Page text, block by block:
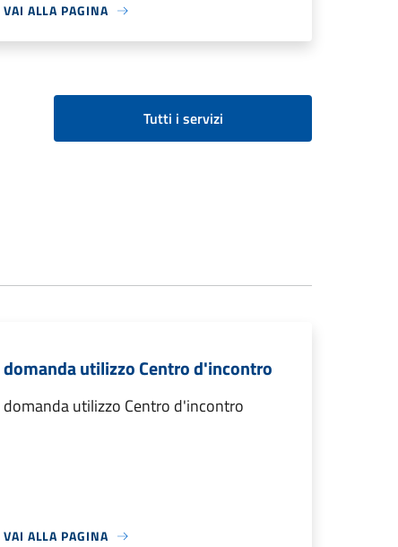
VAI ALLA PAGINA
Tutti i servizi
domanda utilizzo Centro d'incontro
domanda utilizzo Centro d'incontro
VAI ALLA PAGINA